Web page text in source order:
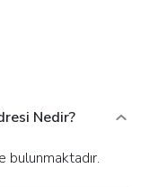
Nedir?
bulunmaktadır.